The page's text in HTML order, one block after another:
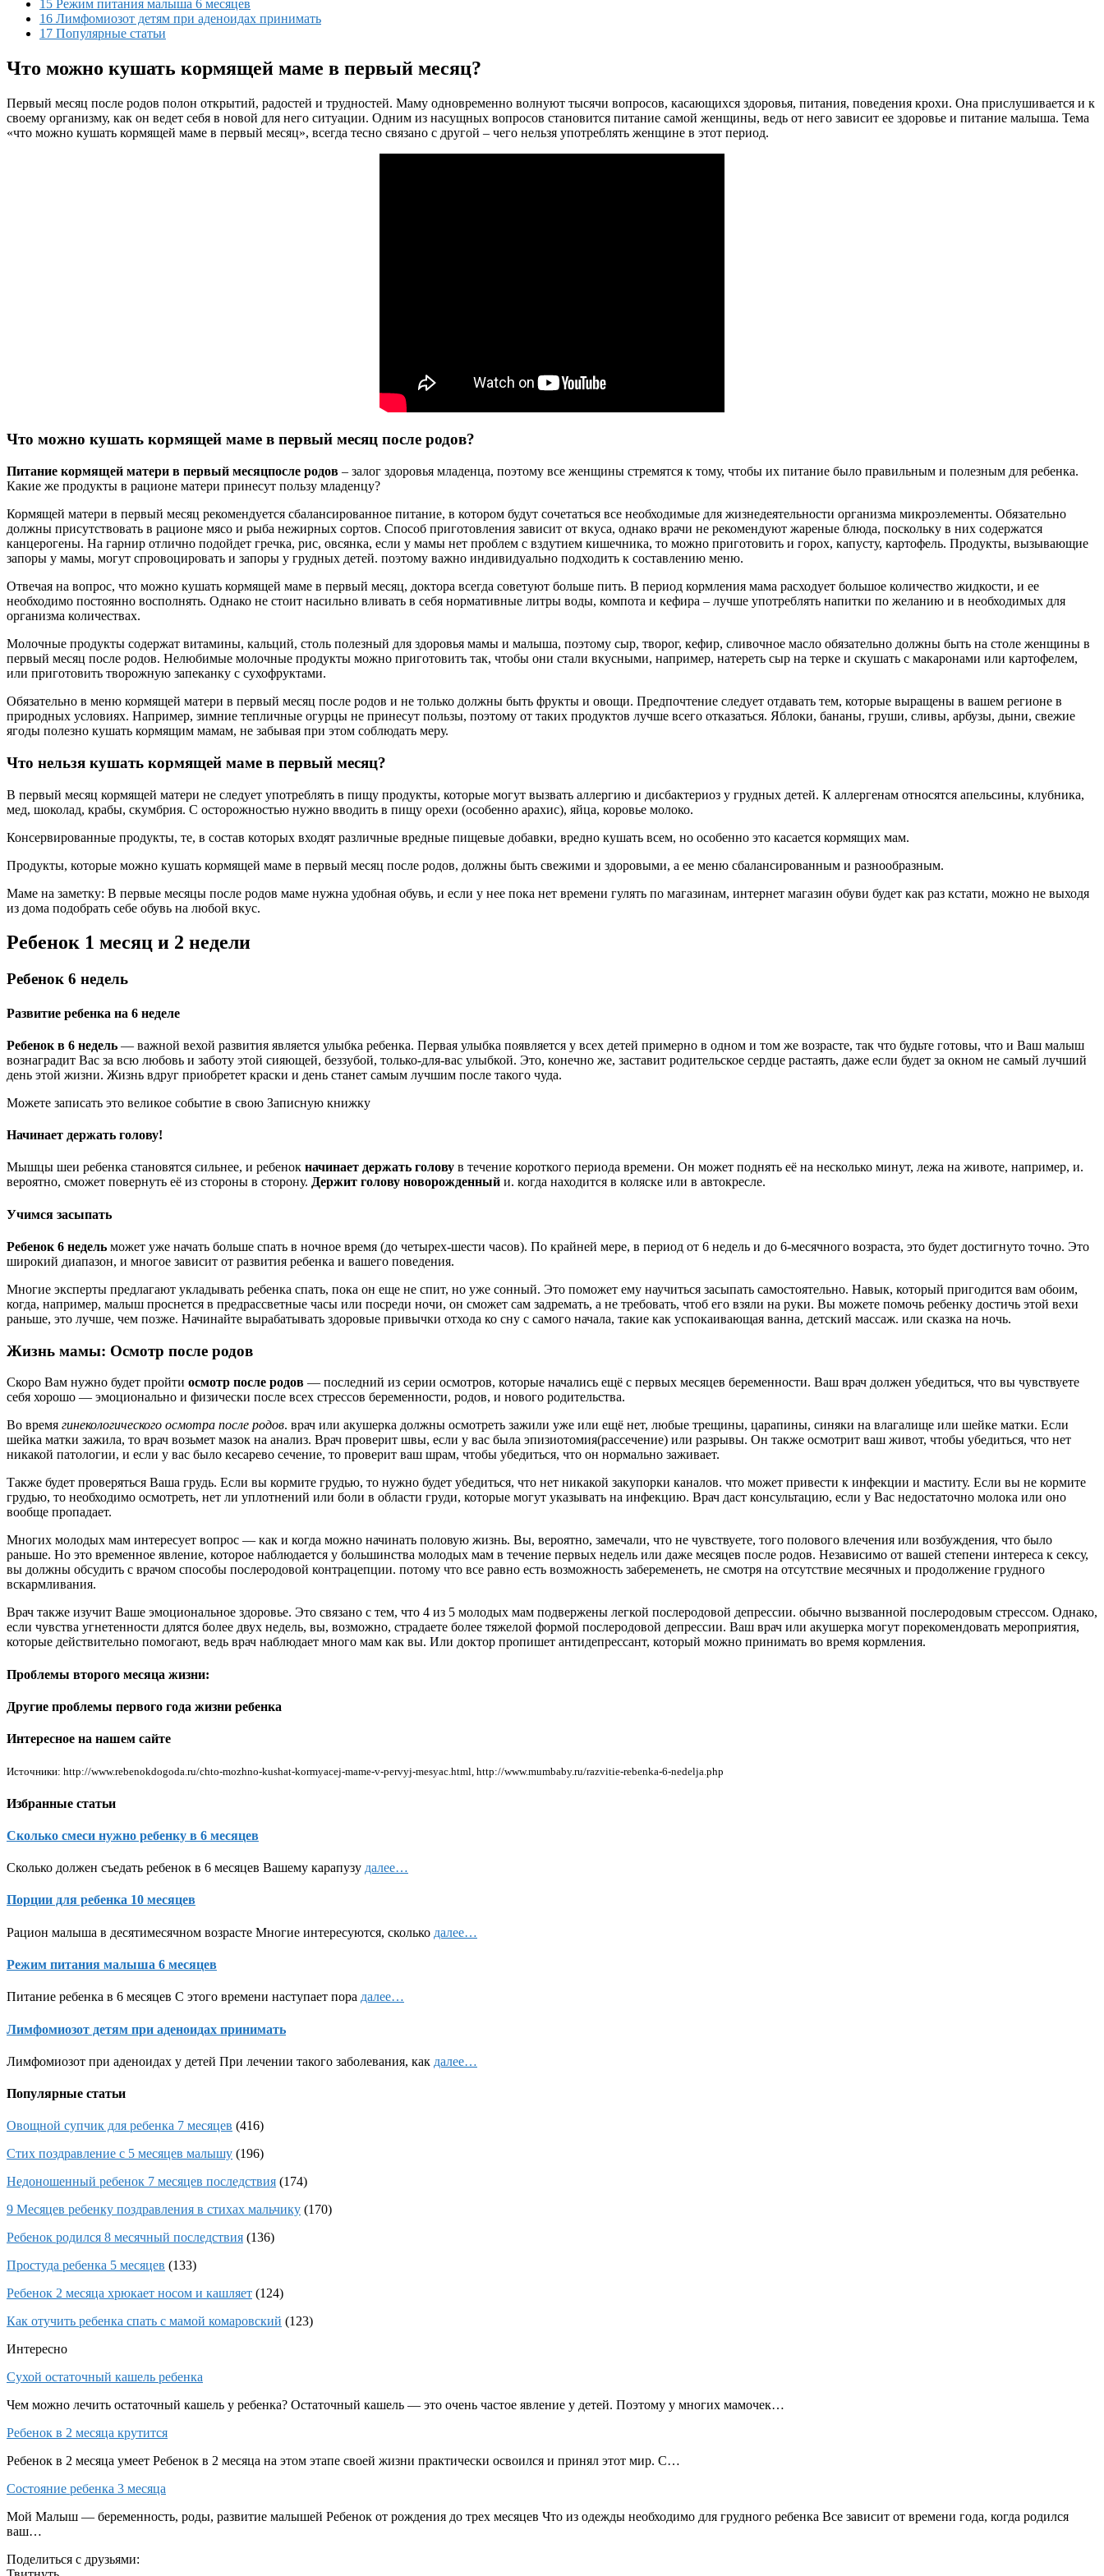
15 Режим питания малыша 6 месяцев
16 Лимфомиозот детям при аденоидах принимать
17 Популярные статьи
Что можно кушать кормящей маме в первый месяц?
Первый месяц после родов полон открытий, радостей и трудностей. Маму одновременно волнуют тысячи вопросов, касающихся здоровья, питания, поведения крохи. Она прислушивается и к
своему организму, как он ведет себя в новой для него ситуации. Одним из насущных вопросов становится питание самой женщины, ведь от него зависит ее здоровье и питание малыша. Тема
«что можно кушать кормящей маме в первый месяц», всегда тесно связано с другой – чего нельзя употреблять женщине в этот период.
Что можно кушать кормящей маме в первый месяц после родов?
Питание кормящей матери в первый месяцпосле родов – залог здоровья младенца, поэтому все женщины стремятся к тому, чтобы их питание было правильным и полезным для ребенка.
Какие же продукты в рационе матери принесут пользу младенцу?
Кормящей матери в первый месяц рекомендуется сбалансированное питание, в котором будут сочетаться все необходимые для жизнедеятельности организма микроэлементы. Обязательно
должны присутствовать в рационе мясо и рыба нежирных сортов. Способ приготовления зависит от вкуса, однако врачи не рекомендуют жареные блюда, поскольку в них содержатся
канцерогены. На гарнир отлично подойдет гречка, рис, овсянка, если у мамы нет проблем с вздутием кишечника, то можно приготовить и горох, капусту, картофель. Продукты, вызывающие
запоры у мамы, могут спровоцировать и запоры у грудных детей. поэтому важно индивидуально подходить к составлению меню.
Отвечая на вопрос, что можно кушать кормящей маме в первый месяц, доктора всегда советуют больше пить. В период кормления мама расходует большое количество жидкости, и ее
необходимо постоянно восполнять. Однако не стоит насильно вливать в себя нормативные литры воды, компота и кефира – лучше употреблять напитки по желанию и в необходимых для
организма количествах.
Молочные продукты содержат витамины, кальций, столь полезный для здоровья мамы и малыша, поэтому сыр, творог, кефир, сливочное масло обязательно должны быть на столе женщины в
первый месяц после родов. Нелюбимые молочные продукты можно приготовить так, чтобы они стали вкусными, например, натереть сыр на терке и скушать с макаронами или картофелем,
или приготовить творожную запеканку с сухофруктами.
Обязательно в меню кормящей матери в первый месяц после родов и не только должны быть фрукты и овощи. Предпочтение следует отдавать тем, которые выращены в вашем регионе в
природных условиях. Например, зимние тепличные огурцы не принесут пользы, поэтому от таких продуктов лучше всего отказаться. Яблоки, бананы, груши, сливы, арбузы, дыни, свежие
ягоды полезно кушать кормящим мамам, не забывая при этом соблюдать меру.
Что нельзя кушать кормящей маме в первый месяц?
В первый месяц кормящей матери не следует употреблять в пищу продукты, которые могут вызвать аллергию и дисбактериоз у грудных детей. К аллергенам относятся апельсины, клубника,
мед, шоколад, крабы, скумбрия. С осторожностью нужно вводить в пищу орехи (особенно арахис), яйца, коровье молоко.
Консервированные продукты, те, в состав которых входят различные вредные пищевые добавки, вредно кушать всем, но особенно это касается кормящих мам.
Продукты, которые можно кушать кормящей маме в первый месяц после родов, должны быть свежими и здоровыми, а ее меню сбалансированным и разнообразным.
Маме на заметку: В первые месяцы после родов маме нужна удобная обувь, и если у нее пока нет времени гулять по магазинам, интернет магазин обуви будет как раз кстати, можно не выходя
из дома подобрать себе обувь на любой вкус.
Ребенок 1 месяц и 2 недели
Ребенок 6 недель
Развитие ребенка на 6 неделе
Ребенок в 6 недель — важной вехой развития является улыбка ребенка. Первая улыбка появляется у всех детей примерно в одном и том же возрасте, так что будьте готовы, что и Ваш малыш
вознаградит Вас за всю любовь и заботу этой сияющей, беззубой, только-для-вас улыбкой. Это, конечно же, заставит родительское сердце растаять, даже если будет за окном не самый лучший
день этой жизни. Жизнь вдруг приобретет краски и день станет самым лучшим после такого чуда.
Можете записать это великое событие в свою Записную книжку
Начинает держать голову!
Мышцы шеи ребенка становятся сильнее, и ребенок начинает держать голову в течение короткого периода времени. Он может поднять её на несколько минут, лежа на животе, например, и.
вероятно, сможет повернуть её из стороны в сторону. Держит голову новорожденный и. когда находится в коляске или в автокресле.
Учимся засыпать
Ребенок 6 недель может уже начать больше спать в ночное время (до четырех-шести часов). По крайней мере, в период от 6 недель и до 6-месячного возраста, это будет достигнуто точно. Это
широкий диапазон, и многое зависит от развития ребенка и вашего поведения.
Многие эксперты предлагают укладывать ребенка спать, пока он еще не спит, но уже сонный. Это поможет ему научиться засыпать самостоятельно. Навык, который пригодится вам обоим,
когда, например, малыш проснется в предрассветные часы или посреди ночи, он сможет сам задремать, а не требовать, чтоб его взяли на руки. Вы можете помочь ребенку достичь этой вехи
раньше, это лучше, чем позже. Начинайте вырабатывать здоровые привычки отхода ко сну с самого начала, такие как успокаивающая ванна, детский массаж. или сказка на ночь.
Жизнь мамы: Осмотр после родов
Скоро Вам нужно будет пройти осмотр после родов — последний из серии осмотров, которые начались ещё с первых месяцев беременности. Ваш врач должен убедиться, что вы чувствуете
себя хорошо — эмоционально и физически после всех стрессов беременности, родов, и нового родительства.
Во время гинекологического осмотра после родов. врач или акушерка должны осмотреть зажили уже или ещё нет, любые трещины, царапины, синяки на влагалище или шейке матки. Если
шейка матки зажила, то врач возьмет мазок на анализ. Врач проверит швы, если у вас была эпизиотомия(рассечение) или разрывы. Он также осмотрит ваш живот, чтобы убедиться, что нет
никакой патологии, и если у вас было кесарево сечение, то проверит ваш шрам, чтобы убедиться, что он нормально заживает.
Также будет проверяться Ваша грудь. Если вы кормите грудью, то нужно будет убедиться, что нет никакой закупорки каналов. что может привести к инфекции и маститу. Если вы не кормите
грудью, то необходимо осмотреть, нет ли уплотнений или боли в области груди, которые могут указывать на инфекцию. Врач даст консультацию, если у Вас недостаточно молока или оно
вообще пропадает.
Многих молодых мам интересует вопрос — как и когда можно начинать половую жизнь. Вы, вероятно, замечали, что не чувствуете, того полового влечения или возбуждения, что было
раньше. Но это временное явление, которое наблюдается у большинства молодых мам в течение первых недель или даже месяцев после родов. Независимо от вашей степени интереса к сексу,
вы должны обсудить с врачом способы послеродовой контрацепции. потому что все равно есть возможность забеременеть, не смотря на отсутствие месячных и продолжение грудного
вскармливания.
Врач также изучит Ваше эмоциональное здоровье. Это связано с тем, что 4 из 5 молодых мам подвержены легкой послеродовой депрессии. обычно вызванной послеродовым стрессом. Однако,
если чувства угнетенности длятся более двух недель, вы, возможно, страдаете более тяжелой формой послеродовой депрессии. Ваш врач или акушерка могут порекомендовать мероприятия,
которые действительно помогают, ведь врач наблюдает много мам как вы. Или доктор пропишет антидепрессант, который можно принимать во время кормления.
Проблемы второго месяца жизни:
Другие проблемы первого года жизни ребенка
Интересное на нашем сайте
Источники: http://www.rebenokdogoda.ru/chto-mozhno-kushat-kormyacej-mame-v-pervyj-mesyac.html, http://www.mumbaby.ru/razvitie-rebenka-6-nedelja.php
Избранные статьи
Сколько смеси нужно ребенку в 6 месяцев
Сколько должен съедать ребенок в 6 месяцев Вашему карапузу далее…
Порции для ребенка 10 месяцев
Рацион малыша в десятимесячном возрасте Многие интересуются, сколько далее…
Режим питания малыша 6 месяцев
Питание ребенка в 6 месяцев С этого времени наступает пора далее…
Лимфомиозот детям при аденоидах принимать
Лимфомиозот при аденоидах у детей При лечении такого заболевания, как далее…
Популярные статьи
Овощной супчик для ребенка 7 месяцев (416)
Стих поздравление с 5 месяцев малышу (196)
Недоношенный ребенок 7 месяцев последствия (174)
9 Месяцев ребенку поздравления в стихах мальчику (170)
Ребенок родился 8 месячный последствия (136)
Простуда ребенка 5 месяцев (133)
Ребенок 2 месяца хрюкает носом и кашляет (124)
Как отучить ребенка спать с мамой комаровский (123)
Интересно
Сухой остаточный кашель ребенка
Чем можно лечить остаточный кашель у ребенка? Остаточный кашель — это очень частое явление у детей. Поэтому у многих мамочек…
Ребенок в 2 месяца крутится
Ребенок в 2 месяца умеет Ребенок в 2 месяца на этом этапе своей жизни практически освоился и принял этот мир. С…
Состояние ребенка 3 месяца
Мой Малыш — беременность, роды, развитие малышей Ребенок от рождения до трех месяцев Что из одежды необходимо для грудного ребенка Все зависит от времени года, когда родился
ваш…
Поделиться с друзьями: